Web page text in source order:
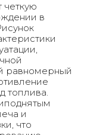
четкую
в
равномерный
топлива.
и
что